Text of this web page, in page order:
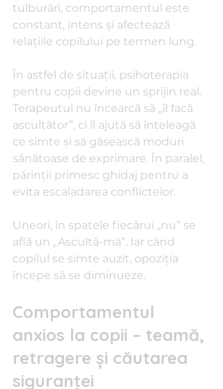
tulburări, comportamentul este
constant, intens și afectează
relațiile copilului pe termen lung.
În astfel de situații, psihoterapia
pentru copii devine un sprijin real.
Terapeutul nu încearcă să „îl facă
ascultător”, ci îl ajută să înțeleagă
ce simte și să găsească moduri
sănătoase de exprimare. În paralel,
părinții primesc ghidaj pentru a
evita escaladarea conflictelor.
Uneori, în spatele fiecărui „nu” se
află un „Ascultă-mă”. Iar când
copilul se simte auzit, opoziția
începe să se diminueze.
Comportamentul
anxios la copii – teamă,
retragere și căutarea
siguranței